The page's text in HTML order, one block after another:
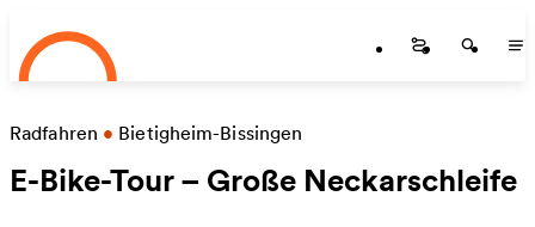
Zum Hauptinhalt springen
Startseite
Radfahren • Bietigheim-Bissingen
E-Bike-Tour – Große Neckarschleife